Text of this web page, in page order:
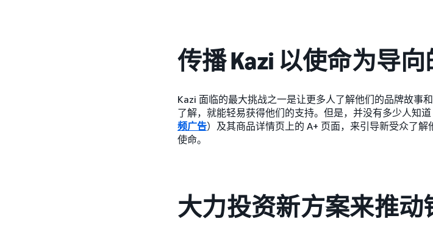
传播 Kazi 以使命为导
Kazi 面临的最大挑战之一是让更多人了解他们的品牌故事
了解，就能轻易获得他们的支持。但是，并没有多少人知
频广告）及其商品详情页上的 A+ 页面，来引导新受众了
使命。
大力投资新方案来推动